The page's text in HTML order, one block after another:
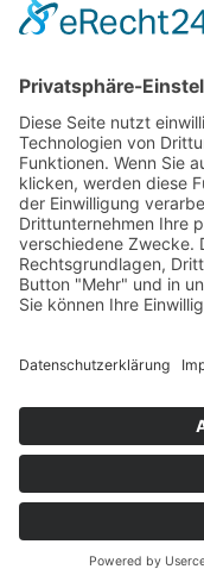
Wir bieten einen
telefonisch erreichbar
bei Fragen oder